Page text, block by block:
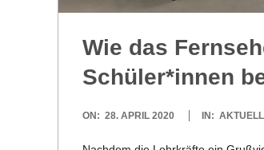
L
D
S
Wie das
Schüler*innen
2020-
ON: 28. APRIL 2020 IN: